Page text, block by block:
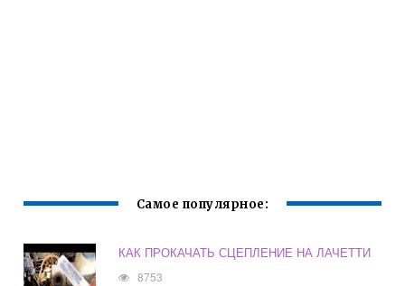
Самое популярное:
КАК ПРОКАЧАТЬ СЦЕПЛЕНИЕ НА ЛАЧЕТТИ
8753